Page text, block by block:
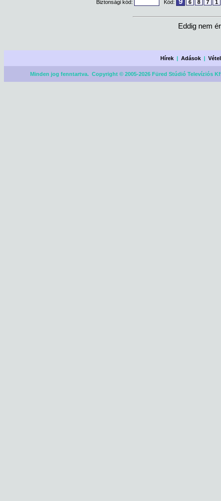
Biztonsági kód:
Kód: 6 8 7 1
Eddig nem
Hírek |Adások |
Minden jog fenntartva. Copyright © 2005-2026 Füred Stúdió Televíziós